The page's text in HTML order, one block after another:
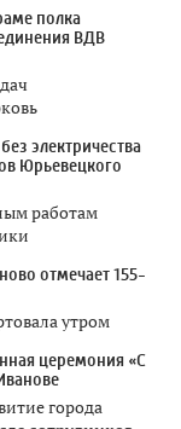
полка
ВДВ
электричества
Юрьевецкого
работам
отмечает 155-
утром
церемония «С
города